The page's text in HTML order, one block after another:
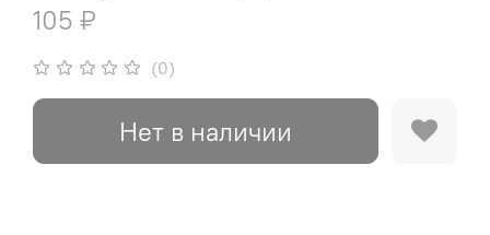
(0)
105 ₽
Нет в наличии